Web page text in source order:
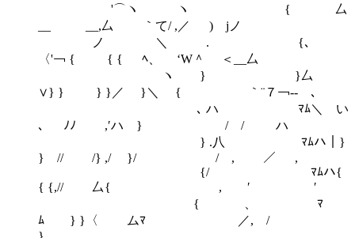
'⌒ヽ ヽ { 厶
__ __,厶 ｀て/ ,／ ) jノ
ノ ＼ . {､
〈'￢ { { { ﾍ、 ‘W＾ ＜__厶
ヽ } }厶
∨} } } }／ }＼ { ｀¨７￢‐- ､
､ ハ ﾏﾑ＼ い
､ ﾉﾉ ,′ハ } / / ハ
} .八 ﾏﾑハ｜}
} // /} ,/ }/ / , ／ ,
{/ ﾏﾑハ{
{ {,// 厶{ , ′ ′
{ 、 ﾏ
ﾑ } }〈 ムﾏ ／, /